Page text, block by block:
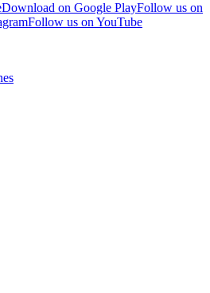
Download on Google PlayFollow us on
Follow us on YouTube